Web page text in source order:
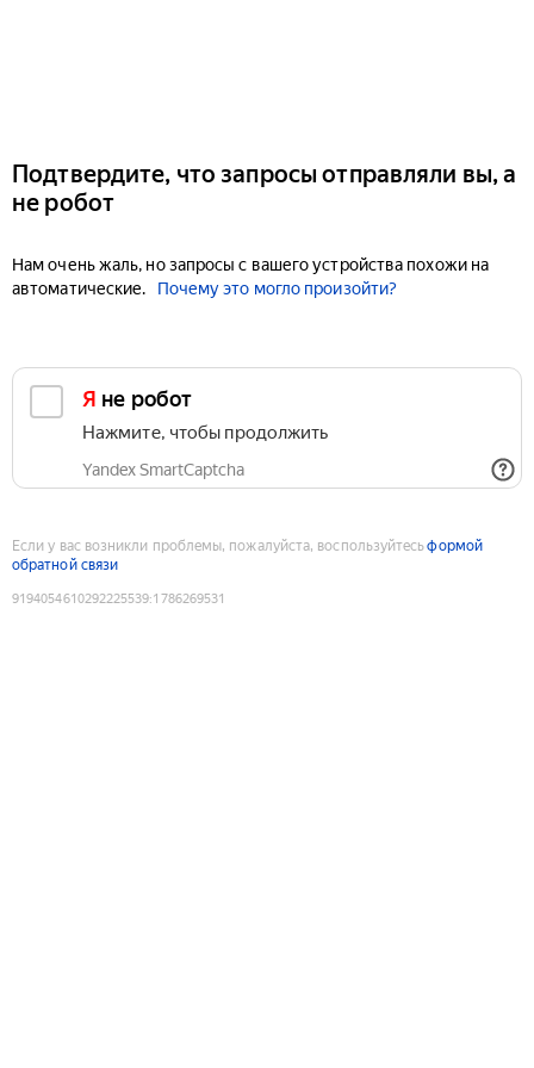
Подтвердите, что запросы отправляли вы, а
не робот
Нам очень жаль, но запросы с вашего устройства похожи на
автоматические.
Почему это могло произойти?
Я не робот
Нажмите, чтобы продолжить
Yandex SmartCaptcha
Если у вас возникли проблемы, пожалуйста, воспользуйтесьформой
обратной связи
9194054610292225539:1786269531